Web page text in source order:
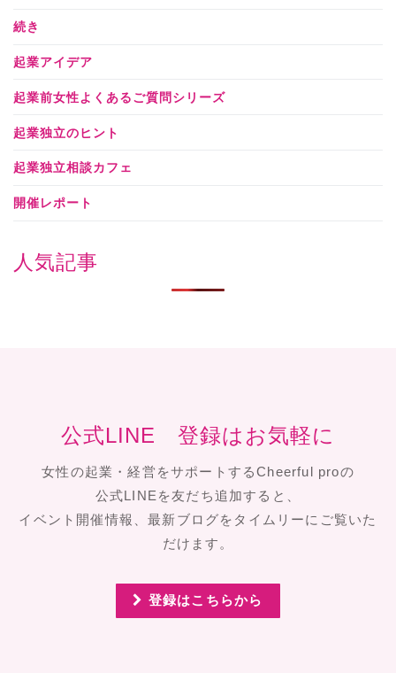
続き
起業アイデア
起業前女性よくあるご質問シリーズ
起業独立のヒント
起業独立相談カフェ
開催レポート
人気記事
公式LINE 登録はお気軽に
女性の起業・経営をサポートするCheerful proの
公式LINEを友だち追加すると、
イベント開催情報、最新ブログをタイムリーにご覧いた
だけます。
登録はこちらから